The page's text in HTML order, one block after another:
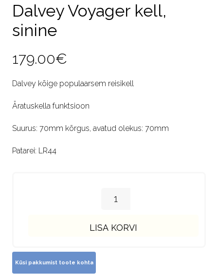
Dalvey Voyager kell,
sinine
179.00€
Dalvey kõige populaarsem reisikell
Äratuskella funktsioon
Suurus: 70mm kõrgus, avatud olekus: 70mm
Patarei: LR44
LISA KORVI